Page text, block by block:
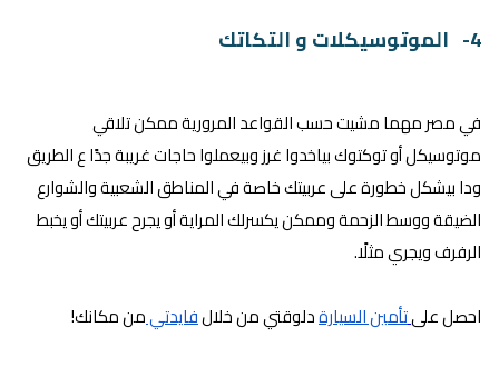
4- الموتوسيكلات و التكاتك
في مصر مهما مشيت حسب القواعد المرورية ممكن تلاقي
موتوسيكل أو توكتوك بياخدوا غرز وبيعملوا حاجات غريبة جدًا ع الطريق
ودا بيشكل خطورة على عربيتك خاصة في المناطق الشعبية والشوارع
الضيقة ووسط الزحمة وممكن يكسرلك المراية أو يجرح عربيتك أو يخبط
الرفرف ويجري مثلًا.
احصل علىتأمين السيارةدلوقتي من خلالفايدتيمن مكانك!